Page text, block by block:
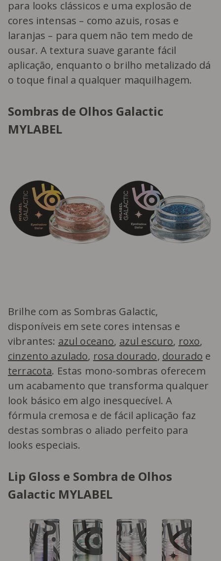
para looks clássicos e uma explosão de
cores intensas – como azuis, rosas e
laranjas – para quem não tem medo de
ousar. A textura suave garante fácil
aplicação, enquanto o brilho metalizado dá
o toque final a qualquer maquilhagem.
Sombras de Olhos Galactic
MYLABEL
Brilhe com as Sombras Galactic,
disponíveis em sete cores intensas e
vibrantes: azul oceano, azul escuro, roxo,
cinzento azulado, rosa dourado, dourado e
terracota. Estas mono-sombras oferecem
um acabamento que transforma qualquer
look básico em algo inesquecível. A
fórmula cremosa e de fácil aplicação faz
destas sombras o aliado perfeito para
looks especiais.
Lip Gloss e Sombra de Olhos
Galactic MYLABEL